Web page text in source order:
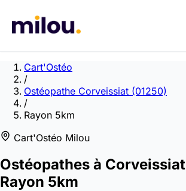
Cart'Ostéo
/
Ostéopathe Corveissiat (01250)
/
Rayon 5km
Cart'Ostéo Milou
Ostéopathes à Corveissiat
Rayon 5km